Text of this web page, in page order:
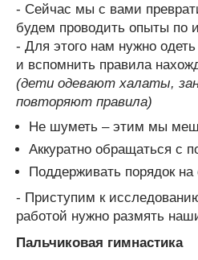
- Сейчас мы с вами
будем проводить опыты по
- Для этого нам нужно
и вспомнить правила
(дети одевают халаты,
повторяют правила)
Не шуметь – этим мы
Аккуратно обращаться с
Поддерживать порядок
- Приступим к
работой нужно размять
Пальчиковая гимнастика